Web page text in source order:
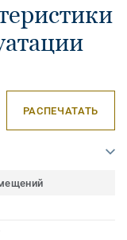
РАСПЕЧАТАТЬ